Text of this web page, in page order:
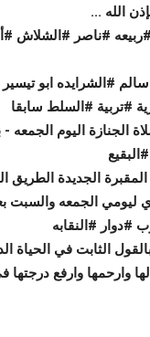
الله ...
#ناصر #الشلاش
#الشرايده ابو تيسير
#تربية #السلط سابقا
الجنازة اليوم الجمعه
الجديدة الطريق
ليومي الجمعه والسبت
#دوار #النقابه
بالقول الثابت في الحياة
لها وارحمها وارفع درجتها